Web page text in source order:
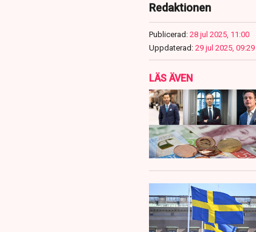
Redaktionen
Publicerad: 28 jul 2025, 11:00
Uppdaterad: 29 jul 2025, 09:29
LÄS ÄVEN